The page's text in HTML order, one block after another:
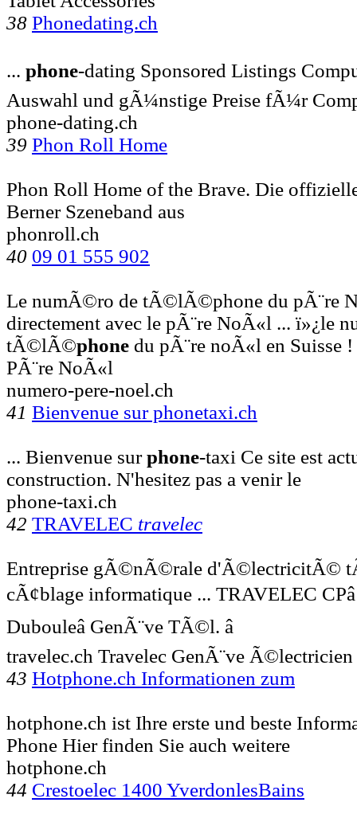
38 Phonedating.ch
... phone-dating Sponsored Listings
Auswahl und gÃ¼nstige Preise fÃ¼r
phone-dating.ch
39 Phon Roll Home
Phon Roll Home of the Brave. Die
Berner Szeneband aus
phonroll.ch
40 09 01 555 902
Le numÃ©ro de tÃ©lÃ©phone du pÃ¨re
directement avec le pÃ¨re NoÃ«l ... ï»¿le
tÃ©lÃ©phone du pÃ¨re noÃ«l en Suisse
PÃ¨re NoÃ«l
numero-pere-noel.ch
41 Bienvenue sur phonetaxi.ch
... Bienvenue surphone-taxi Ce site est
construction. N'hesitez pas a venir le
phone-taxi.ch
42 TRAVELEC travelec
Entreprise gÃ©nÃ©rale d'Ã©lectricitÃ©
cÃ¢blage informatique ... TRAVELEC
Dubouleâ GenÃ¨ve TÃ©l. â
travelec.ch Travelec GenÃ¨ve
43 Hotphone.ch Informationen zum
hotphone.ch ist Ihre erste und beste
Phone Hier finden Sie auch weitere
hotphone.ch
44 Crestoelec 1400 YverdonlesBains